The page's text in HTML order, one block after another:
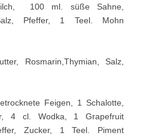
100 ml. süße Sahne,
Pfeffer, 1 Teel. Mohn
Rosmarin,Thymian, Salz,
Feigen, 1 Schalotte,
4 cl. Wodka, 1 Grapefruit
Zucker, 1 Teel. Piment